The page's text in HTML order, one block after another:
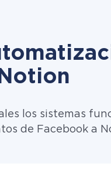
los sistemas
de Facebook a